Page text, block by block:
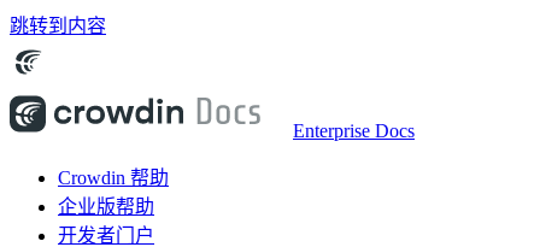
跳转到内容
Enterprise Docs
Crowdin 帮助
企业版帮助
开发者门户